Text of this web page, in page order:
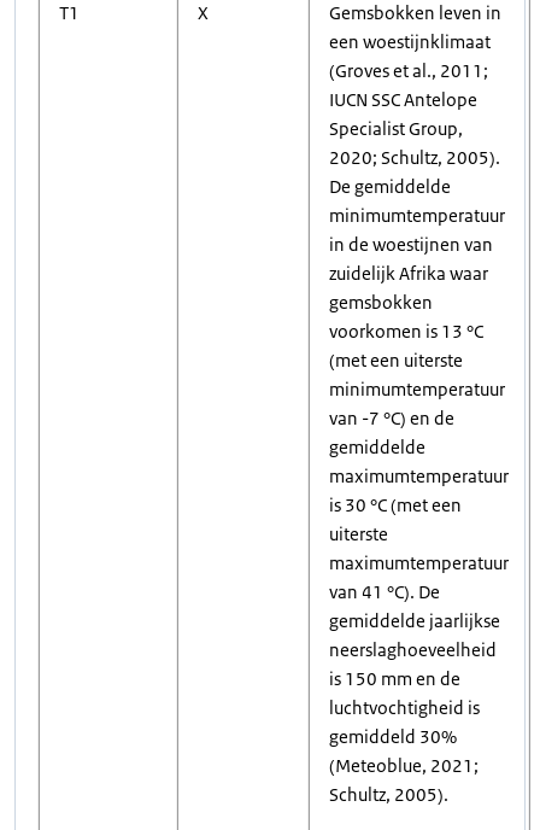
T1 X
Gemsbokken leven in
een woestijnklimaat
(Groves et al., 2011;
IUCN SSC Antelope
Specialist Group,
2020; Schultz, 2005).
De gemiddelde
minimumtemperatuur
in de woestijnen van
zuidelijk Afrika waar
gemsbokken
voorkomen is 13 °C
(met een uiterste
minimumtemperatuur
van -7 °C) en de
gemiddelde
maximumtemperatuur
is 30 °C (met een
uiterste
maximumtemperatuur
van 41 °C). De
gemiddelde jaarlijkse
neerslaghoeveelheid
is 150 mm en de
luchtvochtigheid is
gemiddeld 30%
(Meteoblue, 2021;
Schultz, 2005).